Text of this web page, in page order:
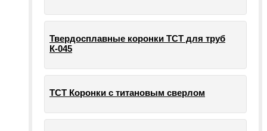
Твердосплавные коронки ТСТ для труб
К-045
ТСТ Коронки с титановым сверлом